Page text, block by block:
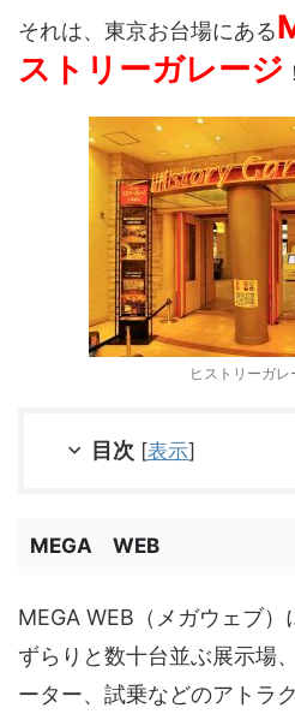
それは、東京お台場にある
ストリーガレージ ！
ヒストリーガレ
目次 [表示]
MEGA WEB
MEGA WEB（メガウェブ
ずらりと数十台並ぶ展示場
ーター、試乗などのアトラ